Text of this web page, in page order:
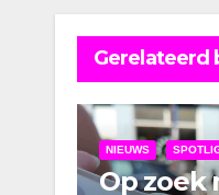
Gerelateerd
NIEUWS
Op zoek